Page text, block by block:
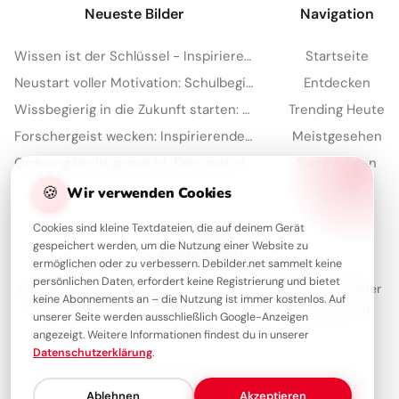
🍪 Wir verwenden Cookies
Cookies sind kleine Textdateien, die auf deinem Gerät
gespeichert werden, um die Nutzung einer Website zu
ermöglichen oder zu verbessern. Debilder.net sammelt keine
persönlichen Daten, erfordert keine Registrierung und bietet
keine Abonnements an – die Nutzung ist immer kostenlos. Auf
unserer Seite werden ausschließlich Google-Anzeigen
angezeigt. Weitere Informationen findest du in unserer
Datenschutzerklärung.
Ablehnen Akzeptieren
Neueste Bilder
Wissen ist der Schlüssel - Inspirierende Schulstart Bilder für Telegram
Neustart voller Motivation: Schulbeginn inspirieren und auf TikTok verbreiten!
Wissbegierig in die Zukunft starten: Dein 'Lesen bildet' Bild für Snapchat
Forschergeist wecken: Inspirierende Schulstart-Bilder für Facebook
Navigation
Startseite
Entdecken
Trending Heute
Meistgesehen
Sammlungen
Über Debilder
Debilder ist deine Plattform für die schönsten Grüße und Bilder
zum Teilen. Entdecke unsere Sammlung und verschenke ein
Lächeln!
Über unsKontaktRedaktionImpressumDatenschutzerklärung